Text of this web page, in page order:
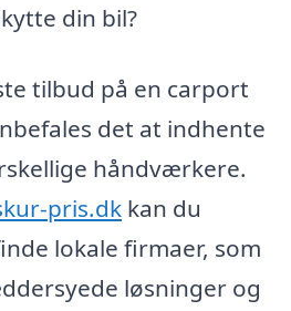
din bil?
tilbud på en carport
det at indhente
håndværkere.
pris.dk kan du
lokale firmaer, som
løsninger og